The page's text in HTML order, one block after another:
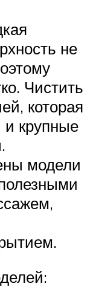
не
Чистить
которая
и крупные
модели